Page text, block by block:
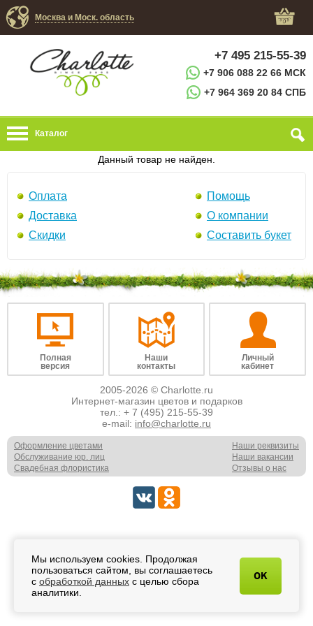
Москва и Моск. область
+7 495 215-55-39
+7 906 088 22 66 МСК
+7 964 369 20 84 СПБ
Каталог
Данный товар не найден.
Оплата
Доставка
Скидки
Помощь
О компании
Составить букет
Полная
версия
Наши
контакты
Личный
кабинет
2005-2026 © Charlotte.ru
Интернет-магазин цветов и подарков
тел.: + 7 (495) 215-55-39
e-mail: info@charlotte.ru
Оформление цветами
Обслуживание юр. лиц
Свадебная флористика
Наши реквизиты
Наши вакансии
Отзывы о нас
Мы используем cookies. Продолжая
пользоваться сайтом, вы соглашаетесь
с обработкой данных с целью сбора
аналитики.
OK